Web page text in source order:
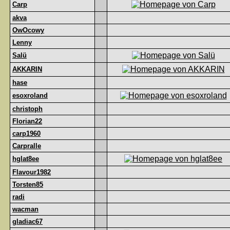
Carp
akva
OwOcowy
Lenny
Salü
AKKARIN
hase
esoxroland
christoph
Florian22
carp1960
Carpralle
hglat8ee
Flavour1982
Torsten85
radi
wacman
gladiac67